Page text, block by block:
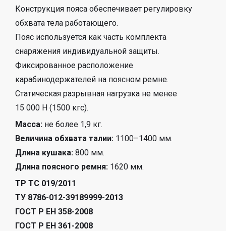
Конструкция пояса обеспечивает регулировку
обхвата тела работающего.
Пояс используется как часть комплекта
снаряжения индивидуальной защиты.
Фиксированное расположение
карабинодержателей на поясном ремне.
Статическая разрывная нагрузка не менее
15 000 Н (1500 кгс).
Масса: не более 1,9 кг.
Величина обхвата талии: 1100–1400 мм.
Длина кушака: 800 мм.
Длина поясного ремня: 1620 мм.
ТР ТС 019/2011
ТУ 8786-012-39189999-2013
ГОСТ Р ЕН 358-2008
ГОСТ Р ЕН 361-2008